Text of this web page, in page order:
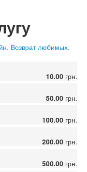
Возврат любимых.
10.00 грн.
50.00 грн.
100.00 грн.
200.00 грн.
500.00 грн.